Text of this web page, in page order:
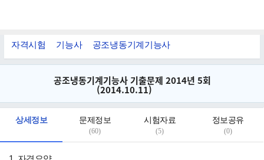
자격시험 기능사 공조냉동기계기능사
공조냉동기계기능사 기출문제 2014년 5회
(2014.10.11)
상세정보 문제정보
(60)
시험자료
(5)
정보공유
(0)